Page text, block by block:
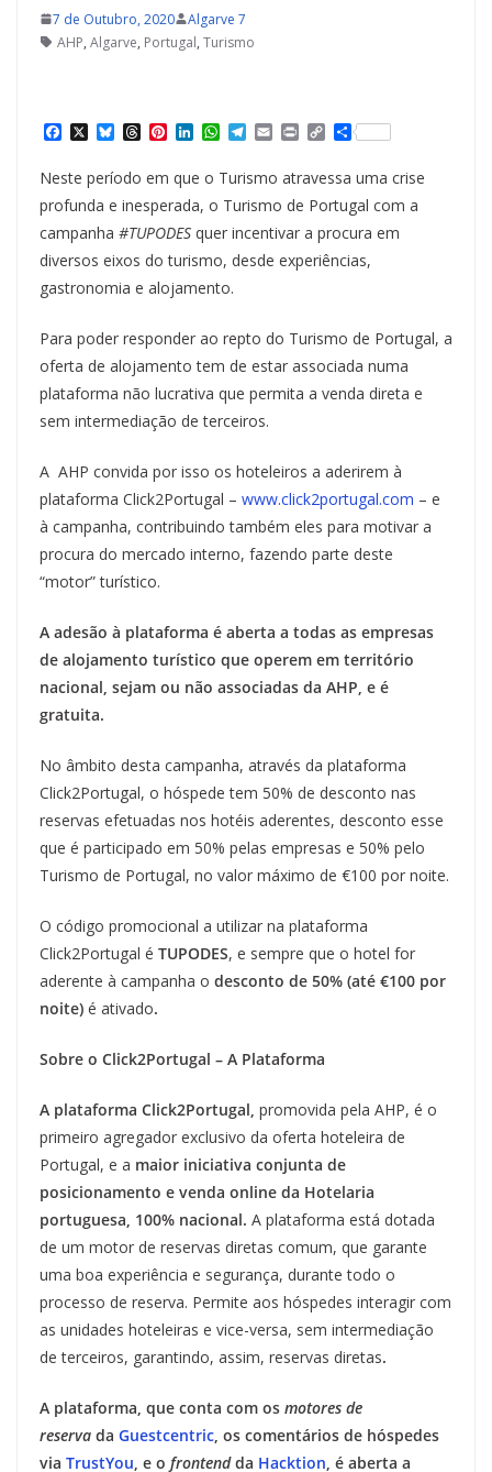
7 de Outubro, 2020
Algarve 7
AHP, Algarve, Portugal, Turismo
a
e
b
o
o
k
X B
e
s
k
y
T
h
e
a
d
s
P
t
e
r
e
s
t
L
k
e
d
I
n
W
h
a
t
s
A
p
p
T
e
e
g
r
a
m
E
m
i
l
P
n
t
C
o
y
L
i
n
k
S
h
r
e
Neste período em que o Turismo atravessa uma crise
profunda e inesperada, o Turismo de Portugal com a
campanha #TUPODES quer incentivar a procura em
diversos eixos do turismo, desde experiências,
gastronomia e alojamento.
Para poder responder ao repto do Turismo de Portugal, a
oferta de alojamento tem de estar associada numa
plataforma não lucrativa que permita a venda direta e
sem intermediação de terceiros.
A AHP convida por isso os hoteleiros a aderirem à
plataforma Click2Portugal – www.click2portugal.com – e
à campanha, contribuindo também eles para motivar a
procura do mercado interno, fazendo parte deste
“motor” turístico.
A adesão à plataforma é aberta a todas as empresas
de alojamento turístico que operem em território
nacional, sejam ou não associadas da AHP, e é
gratuita.
No âmbito desta campanha, através da plataforma
Click2Portugal, o hóspede tem 50% de desconto nas
reservas efetuadas nos hotéis aderentes, desconto esse
que é participado em 50% pelas empresas e 50% pelo
Turismo de Portugal, no valor máximo de €100 por noite.
O código promocional a utilizar na plataforma
Click2Portugal é TUPODES, e sempre que o hotel for
aderente à campanha o desconto de 50% (até €100 por
noite) é ativado.
Sobre o Click2Portugal – A Plataforma
A plataforma Click2Portugal, promovida pela AHP, é o
primeiro agregador exclusivo da oferta hoteleira de
Portugal, e a maior iniciativa conjunta de
posicionamento e venda online da Hotelaria
portuguesa, 100% nacional. A plataforma está dotada
de um motor de reservas diretas comum, que garante
uma boa experiência e segurança, durante todo o
processo de reserva. Permite aos hóspedes interagir com
as unidades hoteleiras e vice-versa, sem intermediação
de terceiros, garantindo, assim, reservas diretas.
A plataforma, que conta com os motores de
reserva da Guestcentric, os comentários de hóspedes
via TrustYou, e o frontendda Hacktion, é aberta a